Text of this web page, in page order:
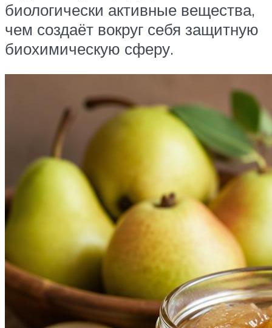
биологически активные вещества,
чем создаёт вокруг себя защитную
биохимическую сферу.